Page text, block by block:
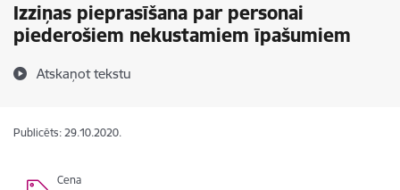
Izziņas pieprasīšana par personai
piederošiem nekustamiem īpašumiem
Atskaņot tekstu
Publicēts: 29.10.2020.
Cena